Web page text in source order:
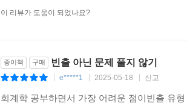
이 리뷰가 도움이 되었나요?
종이책 구매 빈출 아닌 문제 풀지 않기
e*****1 2025-05-18 신고
회계학 공부하면서 가장 어려운 점이빈출 유